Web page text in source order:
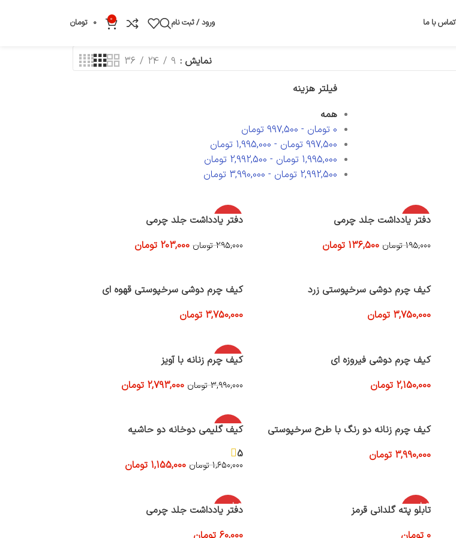
تماس با ما ورود / ثبت نام 0
0 تومان
نمایش 9
24
36
فیلتر هزینه
همه
0 تومان -
997,500 تومان
997,500 تومان -
1,995,000 تومان
1,995,000 تومان -
2,992,500 تومان
2,992,500 تومان -
3,990,000 تومان
-30%
دفتر یادداشت جلد چرمی
195,000 تومان 136,500 تومان
-31%
دفتر یادداشت جلد چرمی
295,000 تومان 203,000 تومان
کیف چرم دوشی سرخپوستی زرد
3,750,000 تومان
کیف چرم دوشی سرخپوستی قهوه ای
3,750,000 تومان
کیف چرم دوشی فیروزه ای
2,150,000 تومان
-30%
کیف چرم زنانه با آویز
3,990,000 تومان 2,793,000 تومان
کیف چرم زنانه دو رنگ با طرح سرخپوستی
3,990,000 تومان
-30%
کیف گلیمی دوخانه دو حاشیه
5
1,650,000 تومان 1,155,000 تومان
اتمام موج
ودی
تابلو پته گلدانی قرمز
اتمام موج
ودی
دفتر یادداشت جلد چرمی